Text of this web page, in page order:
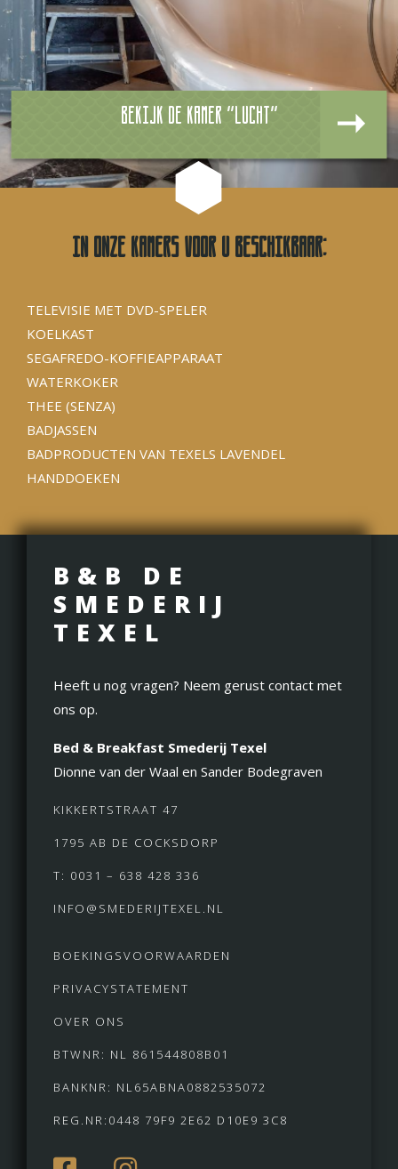
Bekijk de kamer "Lucht"
In onze kamers voor u beschikbaar:
TELEVISIE MET DVD-SPELER
KOELKAST
SEGAFREDO-KOFFIEAPPARAAT
WATERKOKER
THEE (SENZA)
BADJASSEN
BADPRODUCTEN VAN TEXELS LAVENDEL
HANDDOEKEN
B&B DE
SMEDERIJ
TEXEL
Heeft u nog vragen? Neem gerust contact met
ons op.
Bed & Breakfast Smederij Texel
Dionne van der Waal en Sander Bodegraven
KIKKERTSTRAAT 47
1795 AB DE COCKSDORP
T: 0031 – 638 428 336
INFO@SMEDERIJTEXEL.NL
BOEKINGSVOORWAARDEN
PRIVACYSTATEMENT
OVER ONS
BTWNR: NL 861544808B01
BANKNR: NL65ABNA0882535072
REG.NR:0448 79F9 2E62 D10E9 3C8